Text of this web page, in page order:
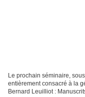
Le prochain séminaire,
entièrement consacré à la
Bernard Leuilliot :